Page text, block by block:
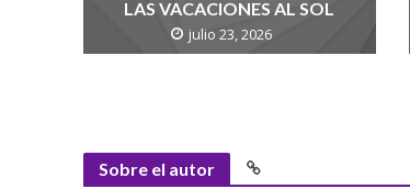
LAS VACACIONES AL SOL
julio 23, 2026
Sobre el autor